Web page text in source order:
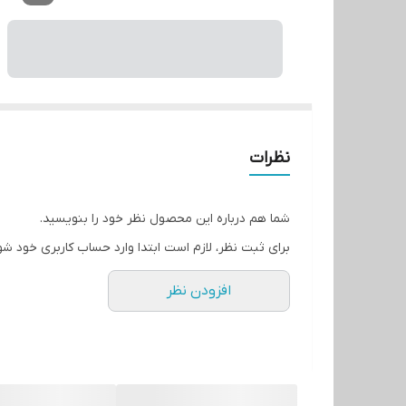
نظرات
شما هم درباره این محصول نظر خود را بنویسید.
برای ثبت نظر، لازم است ابتدا وارد حساب کاربری خود
افزودن نظر